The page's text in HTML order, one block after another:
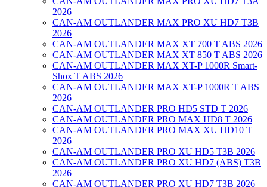
2026
CAN-AM OUTLANDER MAX PRO XU HD7 T3B
2026
CAN-AM OUTLANDER MAX XT 700 T ABS 2026
CAN-AM OUTLANDER MAX XT 850 T ABS 2026
CAN-AM OUTLANDER MAX XT-P 1000R Smart-
Shox T ABS 2026
CAN-AM OUTLANDER MAX XT-P 1000R T ABS
2026
CAN-AM OUTLANDER PRO HD5 STD T 2026
CAN-AM OUTLANDER PRO MAX HD8 T 2026
CAN-AM OUTLANDER PRO MAX XU HD10 T
2026
CAN-AM OUTLANDER PRO XU HD5 T3B 2026
CAN-AM OUTLANDER PRO XU HD7 (ABS) T3B
2026
CAN-AM OUTLANDER PRO XU HD7 T3B 2026